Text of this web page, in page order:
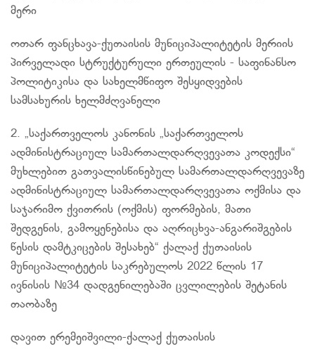
მერი
ოთარ ფანცხავა​-ქუთაისის მუნიციპალიტეტის მერიის
პირველადი სტრუქტურული ერთეულის - საფინანსო
პოლიტიკისა და სახელმწიფო შესყიდვების
სამსახურის ხელმძღვანელი
2. „საქართველოს კანონის „საქართველოს
ადმინისტრაციულ სამართალდარღვევათა კოდექსი“
მუხლებით გათვალისწინებულ სამართალდარღვევაზე
ადმინისტრაციულ სამართალდარღვევათა ოქმისა და
საჯარიმო ქვითრის (ოქმის) ფორმების, მათი
შედგენის, გამოყენებისა და აღრიცხვა-ანგარიშგების
წესის დამტკიცების შესახებ“ ქალაქ ქუთაისის
მუნიციპალიტეტის საკრებულოს 2022 წლის 17
ივნისის №34 დადგენილებაში ცვლილების შეტანის
თაობაზე
დავით ერემეიშვილი-ქალაქ ქუთაისის